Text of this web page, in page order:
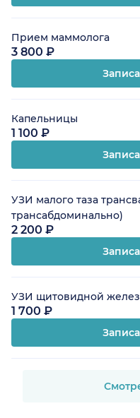
Прием маммолога
3 800 ₽
Капельницы
1 100 ₽
УЗИ малого таза
трансабдоминально)
2 200 ₽
УЗИ щитовидной
1 700 ₽